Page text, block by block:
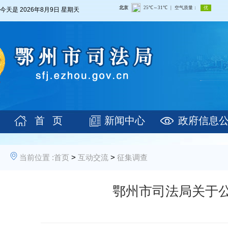
今天是 2026年8月9日 星期天
首 页 新闻中心 政府信息
当前位置 :首页 > 互动交流 > 征集调查
鄂州市司法局关于